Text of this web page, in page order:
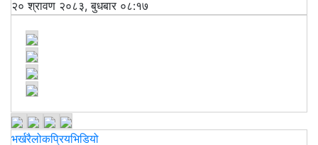
२० श्रावण २०८३, बुधबार ०८:१७
भर्खरैलोकप्रियभिडियो